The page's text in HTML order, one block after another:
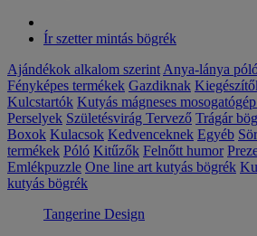
Ír szetter mintás bögrék
Ajándékok alkalom szerint Anya-lánya
Fényképes termékek Gazdiknak
Kulcstartók Kutyás mágneses
Perselyek Születésvirág Tervező Trágár
Boxok Kulacsok Kedvenceknek Egyéb
termékek Póló Kitűzők Felnőtt humor
Emlékpuzzle One line art kutyás bögrék
kutyás bögrék
Tangerine Design